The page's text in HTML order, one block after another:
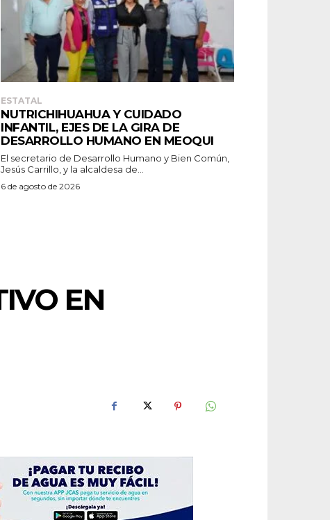
ESTATAL
NUTRICHIHUAHUA Y CUIDADO
INFANTIL, EJES DE LA GIRA DE
DESARROLLO HUMANO EN MEOQUI
El secretario de Desarrollo Humano y Bien Común,
Jesús Carrillo, y la alcaldesa de...
6 de agosto de 2026